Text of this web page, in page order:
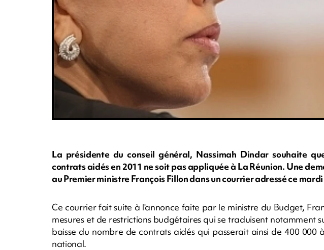
La présidente du conseil général, Nassimah Dindar souhaite
contrats aidés en 2011 ne soit pas appliquée à La Réunion. Une
au Premier ministre François Fillon dans un courrier adressé ce
Ce courrier fait suite à l'annonce faite par le ministre du Budget,
mesures et de restrictions budgétaires qui se traduisent notamment
baisse du nombre de contrats aidés qui passerait ainsi de 400 000
national.